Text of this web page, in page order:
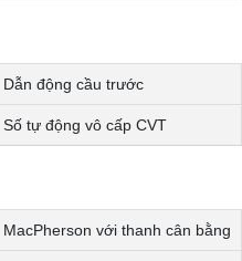
Dẫn động cầu trước
Số tự động vô cấp CVT
MacPherson với thanh cân bằng